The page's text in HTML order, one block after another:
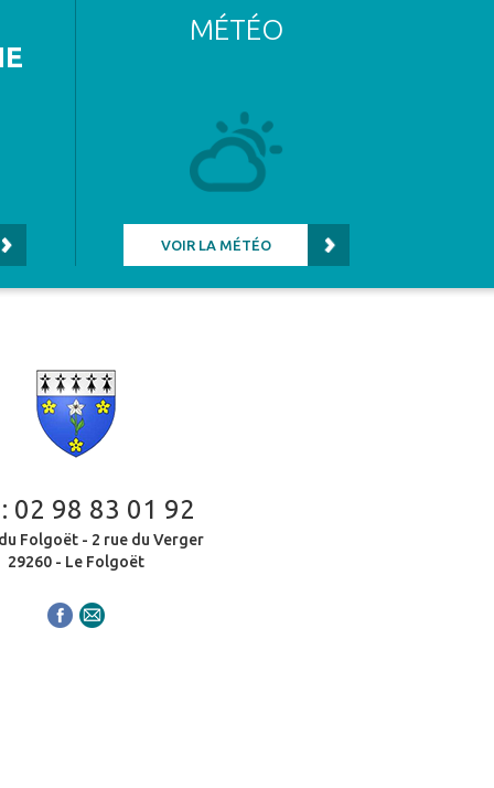
MÉTÉO
VOIR LA MÉTÉO
02 98 83 01 92
Folgoët - 2 rue du Verger
29260 - Le Folgoët